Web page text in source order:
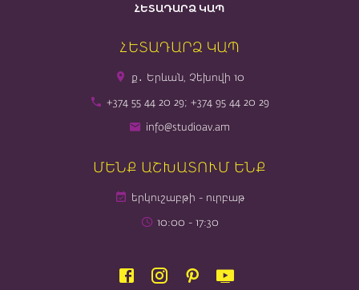
ՀԵՏԱԴԱՐՁ ԿԱՊ
ՀԵՏԱԴԱՐՁ ԿԱՊ
ք․ Երևան, Չեխովի 10
+374 55 44 20 29; +374 95 44 20 29
info@studioav.am
ՄԵՆՔ ԱՇԽԱՏՈՒՄ ԵՆՔ
երկուշաբթի - ուրբաթ
10։00 - 17։30